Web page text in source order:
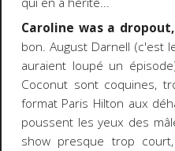
Caroline was a
bon. August Darnell (c'est
auraient loupé un
Coconut sont coquines,
format Paris Hilton aux
poussent les yeux des
show presque trop